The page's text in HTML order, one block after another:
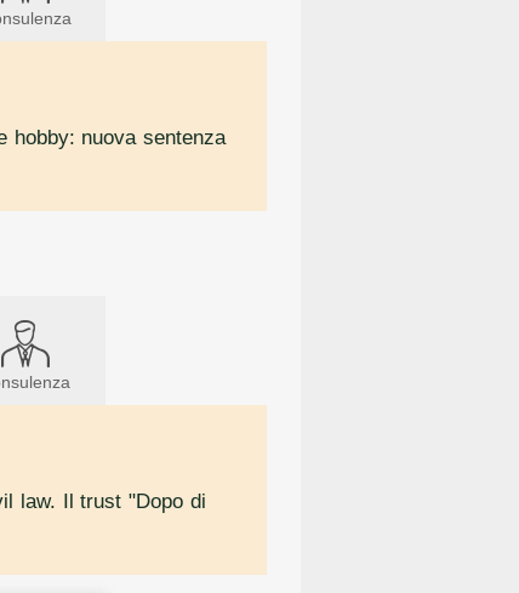
hobby: nuova sentenza
law. Il trust "Dopo di